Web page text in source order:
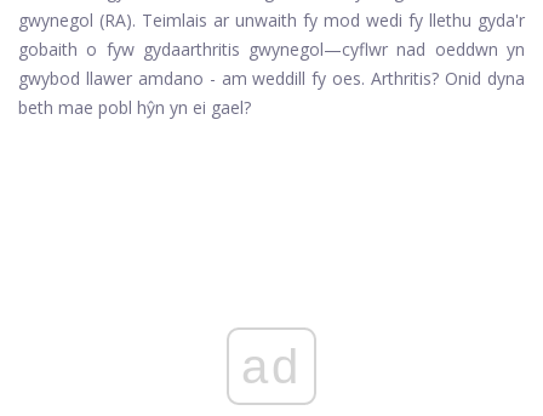
gwynegol (RA). Teimlais ar unwaith fy mod wedi fy llethu gyda'r
gobaith o fyw gydaarthritis gwynegol—cyflwr nad oeddwn yn
gwybod llawer amdano - am weddill fy oes. Arthritis? Onid dyna
beth mae pobl hŷn yn ei gael?
ad